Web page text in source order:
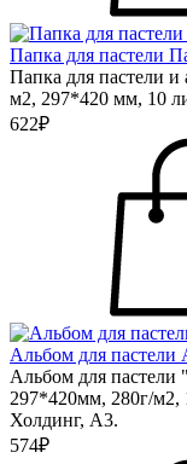
Папка для пастели
Папка для пастели и
м2, 297*420 мм, 10
622₽
Альбом для пастели
Альбом для пастели
297*420мм, 280г/м2,
Холдинг, А3.
574₽